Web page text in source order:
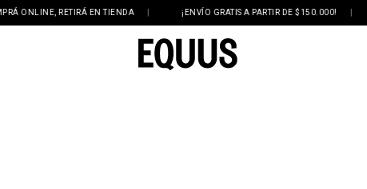
ONLINE, RETIRÁ EN TIENDA | ¡ENVÍO GRATIS A PARTIR DE $150.000! |